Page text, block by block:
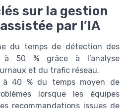
sur la gestion
par l’IA
du temps de détection des
50 % grâce à l’analyse
et du trafic réseau.
à 40 % du temps moyen de
lorsque les équipes
recommandations issues de